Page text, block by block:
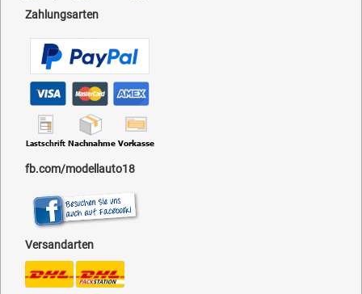
Zahlungsarten
fb.com/modellauto18
Versandarten